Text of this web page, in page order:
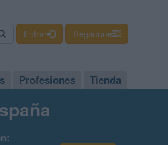
Entrar Regístrate
Profesiones Tienda